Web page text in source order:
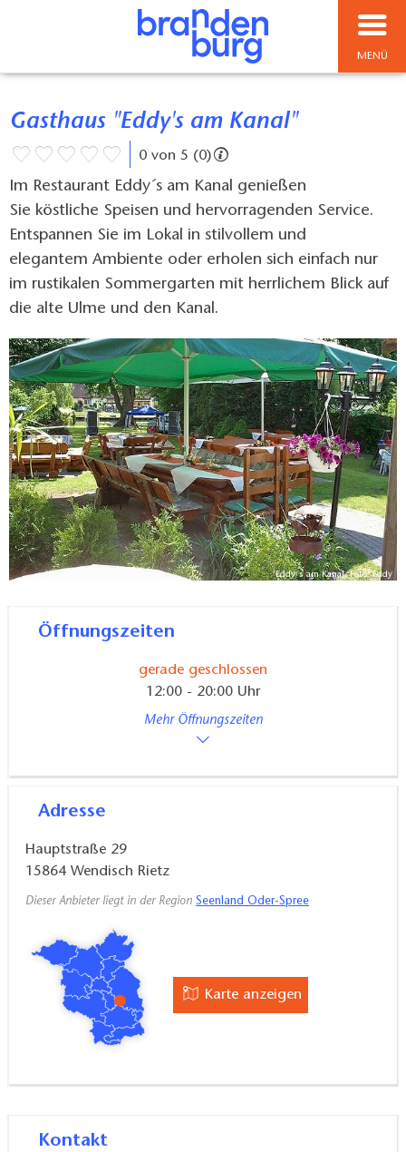
MENÜ
Gasthaus "Eddy's am Kanal"
0 von 5 (0)
Im Restaurant Eddy´s am Kanal genießen
Sie köstliche Speisen und hervorragenden Service.
Entspannen Sie im Lokal in stilvollem und
elegantem Ambiente oder erholen sich einfach nur
im rustikalen Sommergarten mit herrlichem Blick auf
die alte Ulme und den Kanal.
Eddy´s am Kanal, Foto: Eddy
Öffnungszeiten
gerade geschlossen
12:00 - 20:00 Uhr
Mehr Öffnungszeiten
Adresse
Hauptstraße 29
15864 Wendisch Rietz
Dieser Anbieter liegt in der Region Seenland Oder-Spree
Karte anzeigen
Kontakt